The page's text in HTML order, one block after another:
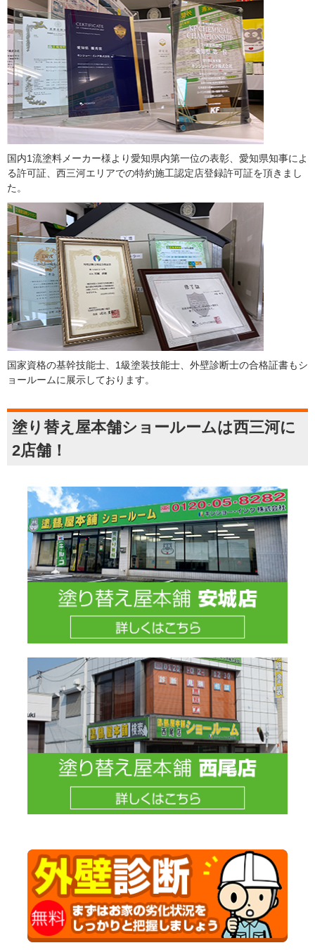
国内1流塗料メーカー様より愛知県内第一位の表彰、愛知県知事によ
る許可証、西三河エリアでの特約施工認定店登録許可証を頂きまし
た。
国家資格の基幹技能士、1級塗装技能士、外壁診断士の合格証書もシ
ョールームに展示しております。
塗り替え屋本舗ショールームは西三河に
2店舗！